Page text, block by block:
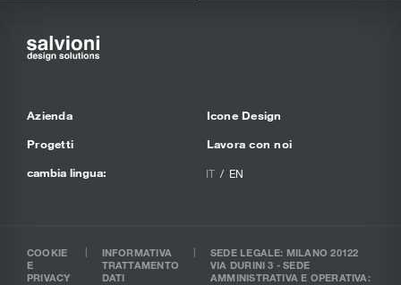
Azienda
Progetti
Icone Design
Lavora con noi
cambia lingua:
IT EN
COOKIE
E
PRIVACY
INFORMATIVA
TRATTAMENTO
DATI
SEDE LEGALE: MILANO 20122
VIA DURINI 3 - SEDE
AMMINISTRATIVA E OPERATIVA: